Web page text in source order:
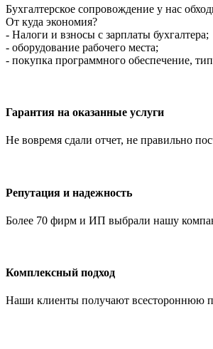
Бухгалтерское сопровождение у нас
От куда экономия?
- Налоги и взносы с зарплаты бухгалтера;
- оборудование рабочего места;
- покупка программного обеспечение,
Гарантия на оказанные услуги
Не вовремя сдали отчет, не правильно
Репутация и надежность
Более 70 фирм и ИП выбрали нашу
Комплексный подход
Наши клиенты получают всестороннюю